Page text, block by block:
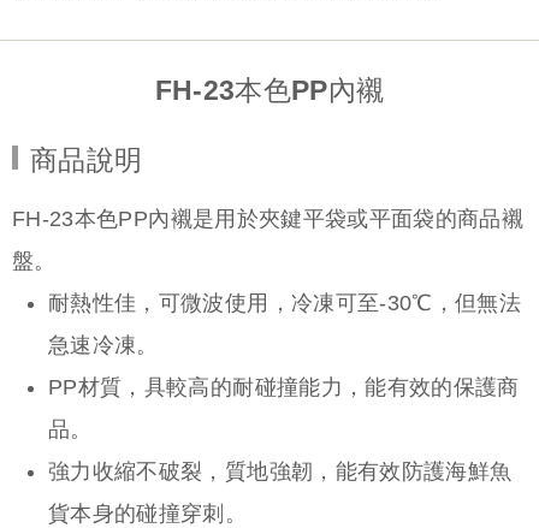
FH-23本色PP內襯
商品說明
FH-23本色PP內襯是用於夾鍵平袋或平面袋的商品襯
盤。
耐熱性佳，可微波使用，冷凍可至-30℃，但無法
急速冷凍。
PP材質，具較高的耐碰撞能力，能有效的保護商
品。
強力收縮不破裂，質地強韌，能有效防護海鮮魚
貨本身的碰撞穿刺。